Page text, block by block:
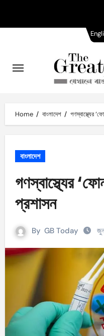
content
Home বাংলাদেশ গণস্বাস্থ্যের
বাংলাদেশ
গণস্বাস্থ্যের
প্রশাসন
By GB Today